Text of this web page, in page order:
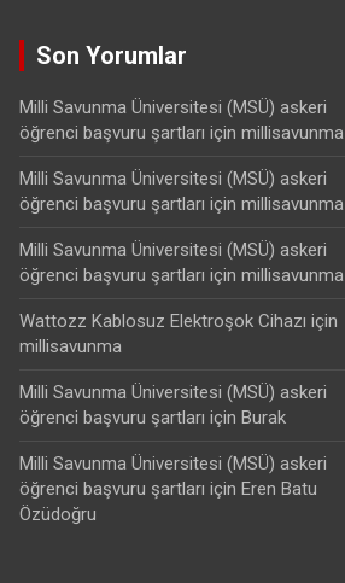
Son Yorumlar
Milli Savunma Üniversitesi (MSÜ) askeri
öğrenci başvuru şartları için millisavunma
Milli Savunma Üniversitesi (MSÜ) askeri
öğrenci başvuru şartları için millisavunma
Milli Savunma Üniversitesi (MSÜ) askeri
öğrenci başvuru şartları için millisavunma
Wattozz Kablosuz Elektroşok Cihazı için
millisavunma
Milli Savunma Üniversitesi (MSÜ) askeri
öğrenci başvuru şartları için Burak
Milli Savunma Üniversitesi (MSÜ) askeri
öğrenci başvuru şartları için Eren Batu
Özüdoğru